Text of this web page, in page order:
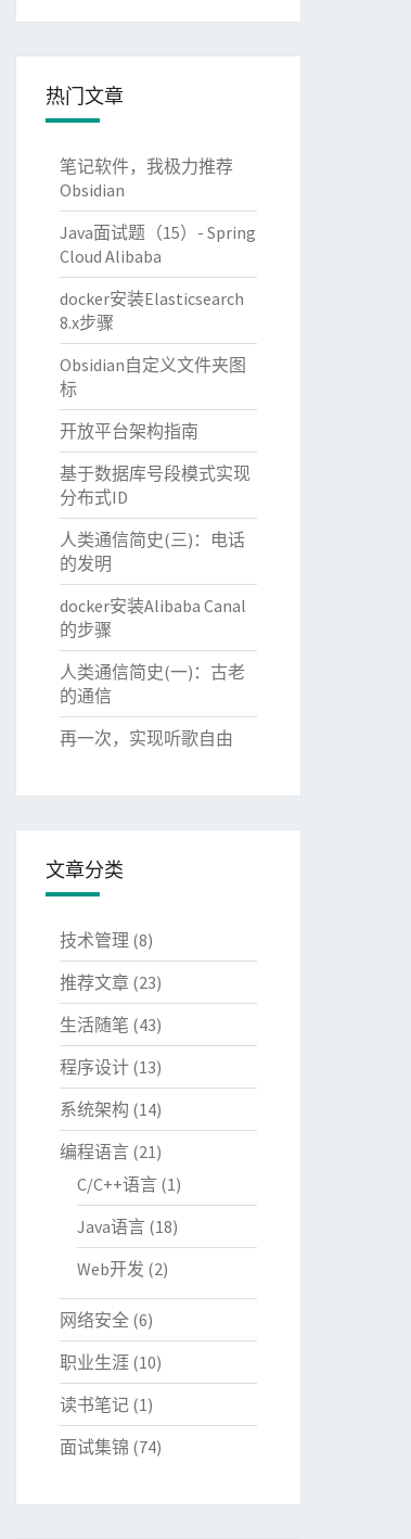
热门文章
笔记软件，我极力推荐
Obsidian
Java面试题（15）- Spring
Cloud Alibaba
docker安装Elasticsearch
8.x步骤
Obsidian自定义文件夹图
标
开放平台架构指南
基于数据库号段模式实现
分布式ID
人类通信简史(三)：电话
的发明
docker安装Alibaba Canal
的步骤
人类通信简史(一)：古老
的通信
再一次，实现听歌自由
文章分类
技术管理 (8)
推荐文章(23)
生活随笔 (43)
程序设计(13)
系统架构 (14)
编程语言(21)
C/C++语言(1)
Java语言(18)
Web开发 (2)
网络安全(6)
职业生涯(10)
读书笔记(1)
面试集锦 (74)